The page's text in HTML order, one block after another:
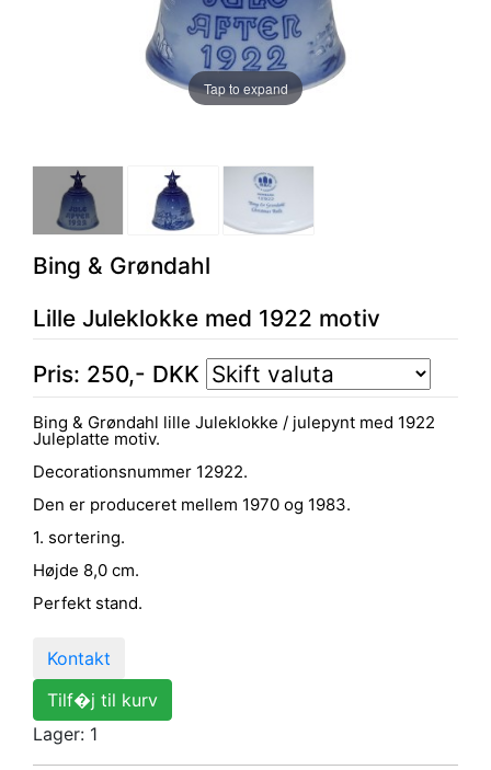
Tap to expand
Bing & Grøndahl
Lille Juleklokke med 1922 motiv
Pris: 250,- DKK
Bing & Grøndahl lille Juleklokke / julepynt med 1922
Juleplatte motiv.
Decorationsnummer 12922.
Den er produceret mellem 1970 og 1983.
1. sortering.
Højde 8,0 cm.
Perfekt stand.
Kontakt
Tilf�j til kurv
Lager: 1